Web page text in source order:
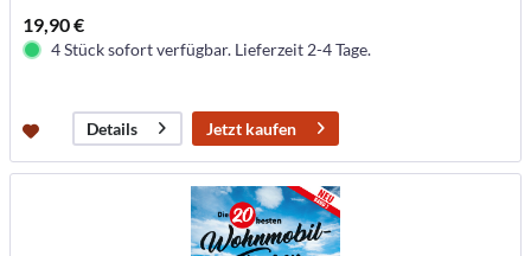
19,90 €
4 Stück sofort verfügbar. Lieferzeit 2-4 Tage.
Details Jetzt kaufen